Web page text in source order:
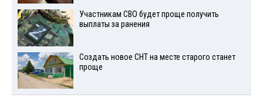
Участникам СВО будет проще получить
выплаты за ранения
Создать новое СНТ на месте старого станет
проще